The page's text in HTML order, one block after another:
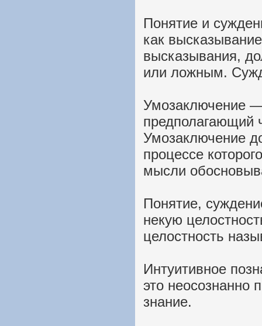
Понятие и
как
высказывания,
или ложным.
Умозаключение
предполагающий
Умозаключение
процессе
мысли
Понятие,
некую
целостность
Интуитивное
это неосознанно
знание.